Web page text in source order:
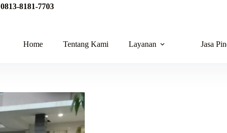
0813-8181-7703
Home Tentang Kami Layanan Jasa